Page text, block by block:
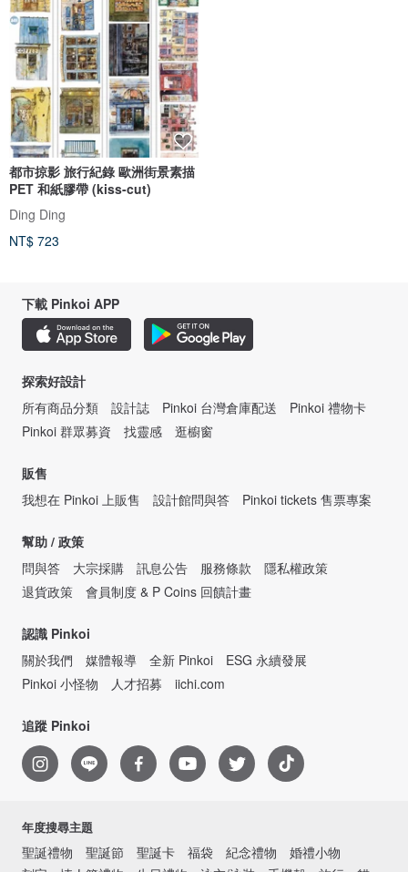
都市掠影 旅行紀錄 歐洲街景素描
PET 和紙膠帶 (kiss-cut)
Ding Ding
NT$ 723
下載 Pinkoi APP
探索好設計
所有商品分類
設計誌 Pinkoi 台灣倉庫配送
Pinkoi 禮物卡
Pinkoi 群眾募資
找靈感 逛櫥窗
販售
我想在 Pinkoi 上販售
設計館問與答 Pinkoi tickets 售票專案
幫助 / 政策
問與答
大宗採購 訊息公告 服務條款
隱私權政策
退貨政策
會員制度 & P Coins 回饋計畫
認識 Pinkoi
關於我們
媒體報導 全新 Pinkoi
ESG 永續發展
Pinkoi 小怪物
人才招募 iichi.com
追蹤 Pinkoi
年度搜尋主題
聖誕禮物 聖誕節 聖誕卡 福袋 紀念禮物
婚禮小物